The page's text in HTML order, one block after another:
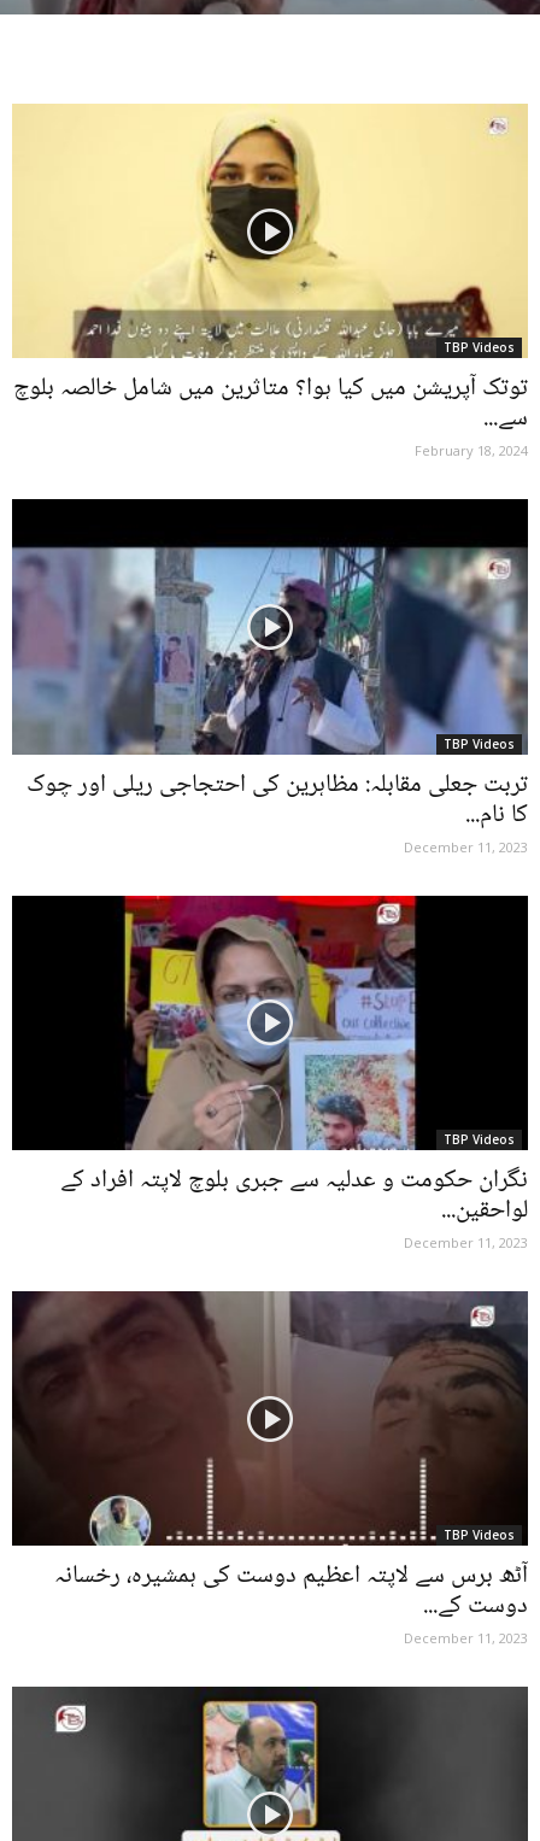
TBP Videos
توتک آپریشن میں کیا ہوا؟ متاثرین میں شامل خالصہ بلوچ
سے...
February 18, 2024
TBP Videos
تربت جعلی مقابلہ: مظاہرین کی احتجاجی ریلی اور چوک
کا نام...
December 11, 2023
TBP Videos
نگران حکومت و عدلیہ سے جبری بلوچ لاپتہ افراد کے
لواحقین...
December 11, 2023
TBP Videos
آٹھ برس سے لاپتہ اعظیم دوست کی ہمشیرہ، رخسانہ
دوست کے...
December 11, 2023